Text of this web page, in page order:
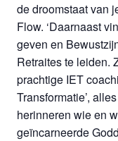
de droomstaat van
Flow. ‘Daarnaast
geven en
Retraites te leiden.
prachtige IET
Transformatie’,
herinneren wie en
geïncarneerde